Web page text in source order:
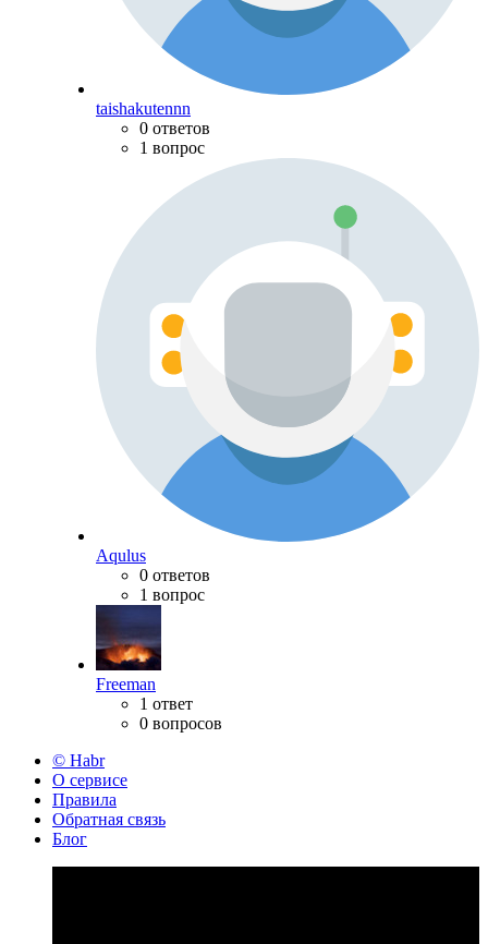
taishakutennn
0 ответов
1 вопрос
Aqulus
0 ответов
1 вопрос
Freeman
1 ответ
0 вопросов
© Habr
О сервисе
Правила
Обратная связь
Блог